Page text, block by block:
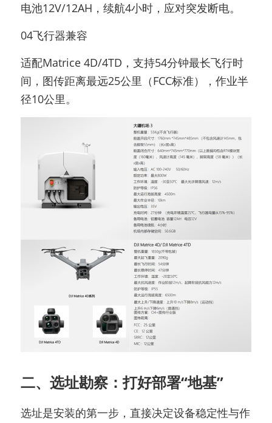
电池12V/12AH，续航4小时，应对突发断电。
04飞行器兼容
适配Matrice 4D/4TD，支持54分钟最长飞行时
间，图传距离最远25公里（FCC标准），作业半
径10公里。
二、选址勘察：打好部署“地基”
选址是安装的第一步，直接决定设备稳定性与作